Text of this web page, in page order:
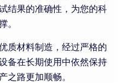
结果的准确性，为您的科
。
质材料制造，经过严格的
备在长期使用中依然保持
之路更加顺畅。